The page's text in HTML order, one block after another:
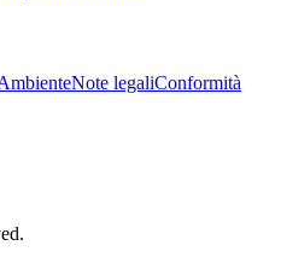
Note legaliConformità